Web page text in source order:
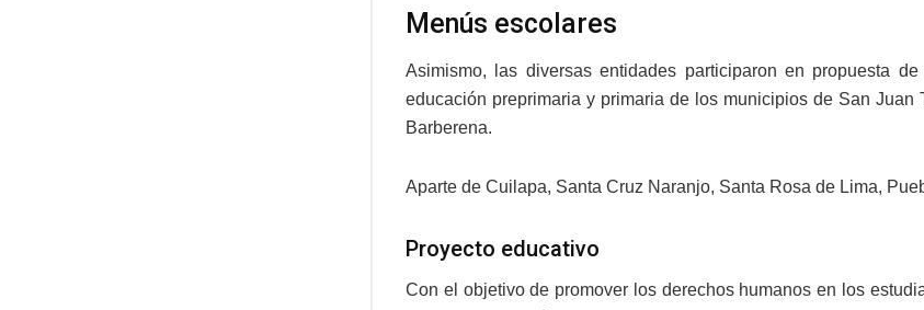
Menús escolares
Asimismo, las diversas entidades participaron en propuesta
educación preprimaria y primaria de los municipios de San
Barberena.
Aparte de Cuilapa, Santa Cruz Naranjo, Santa Rosa de Lima,
Proyecto educativo
Con el objetivo de promover los derechos humanos en los